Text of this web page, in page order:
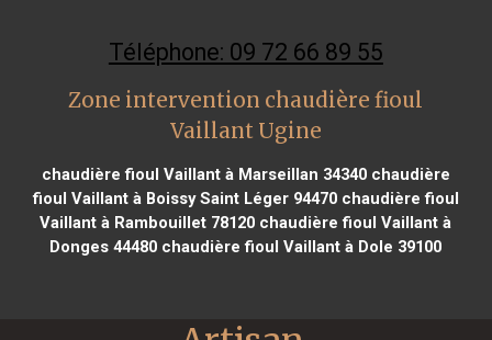
Téléphone: 09 72 66 89 55
Zone intervention chaudière fioul
Vaillant Ugine
chaudière fioul Vaillant à Marseillan 34340chaudière
fioul Vaillant à Boissy Saint Léger 94470chaudière fioul
Vaillant à Rambouillet 78120 chaudière fioul Vaillant à
Donges 44480 chaudière fioul Vaillant à Dole 39100